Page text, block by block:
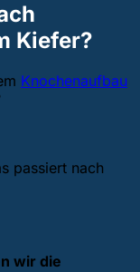
Kiefer?
Knochenaufbau
passiert nach
wir die